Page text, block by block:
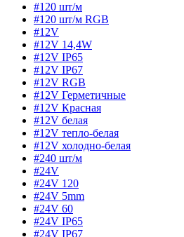
#120 шт/м
#120 шт/м RGB
#12V
#12V 14,4W
#12V IP65
#12V IP67
#12V RGB
#12V Герметичные
#12V Красная
#12V белая
#12V тепло-белая
#12V холодно-белая
#240 шт/м
#24V
#24V 120
#24V 5mm
#24V 60
#24V IP65
#24V IP67